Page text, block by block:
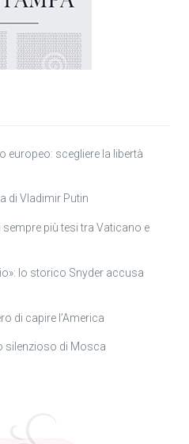
europeo: scegliere la libertà
di Vladimir Putin
sempre più tesi tra Vaticano e
lo storico Snyder accusa
di capire l’America
silenzioso di Mosca